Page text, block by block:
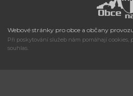
Webové stránky pro obce a občany
Při poskytování služeb nám pomáhají
souhlas.